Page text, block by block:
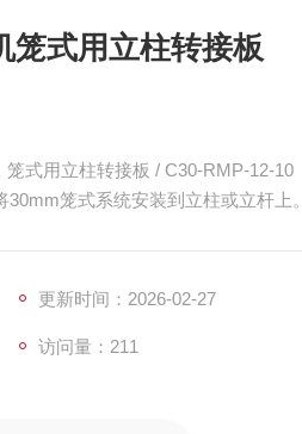
笼式用立柱转接板
式用立柱转接板 / C30-RMP-12-10
笼式系统安装到立柱或立杆上。
更新时间：2026-02-27
访问量：211